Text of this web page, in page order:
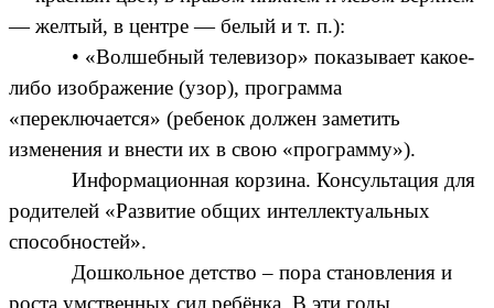
— желтый, в центре — белый и т. п.):
• «Волшебный телевизор» показывает какое-
либо изображение (узор), программа
«переключается» (ребенок должен заметить
изменения и внести их в свою «программу»).
Информационная корзина. Консультация для
родителей «Развитие общих интеллектуальных
способностей».
Дошкольное детство – пора становления и
роста умственных сил ребёнка. В эти годы